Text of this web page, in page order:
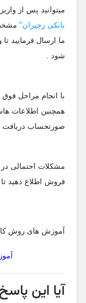
میتوانید پس از
بانکی رجیران"
ما ارسال فرمایید
شود .
با انجام مراحل فوق
همچنین اطلاعات
صورتحساب دریافت
مشکلات احتمالی
فروش اطلاع دهید
آموزش های روش کار
آیا این